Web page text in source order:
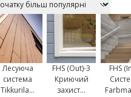
Лесуюча
система
Tikkurila...
FHS (Out)-3
Криючий
захист...
FHS